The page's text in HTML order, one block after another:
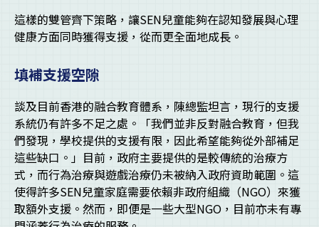
這樣的雙管齊下策略，讓SEN兒童能夠在認知發展與心理
健康方面同時獲得支援，從而更全面地成長。
填補支援空隙
談及目前香港的融合教育體系，陳總監坦言，現行的支援
系統仍有許多不足之處。「我們並非反對融合教育，但我
們發現，學校提供的支援有限，因此希望能夠從外部補足
這些缺口。」目前，政府主要提供的是較傳統的治療方
式，而行為治療與遊戲治療仍未被納入政府資助範圍。這
使得許多SEN兒童家庭需要依賴非政府組織（NGO）來獲
取額外支援。然而，即便是一些大型NGO，目前亦未有專